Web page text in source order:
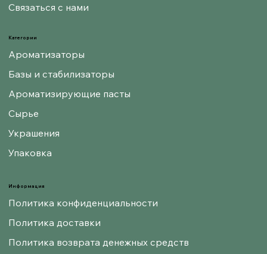
Информация
Политика конфиденциальности
Политика доставки
Политика возврата денежных средств
Категории
Ароматизаторы
Базы и стабилизаторы
Ароматизирующие пасты
Сырье
Украшения
Упаковка
Связаться с нами